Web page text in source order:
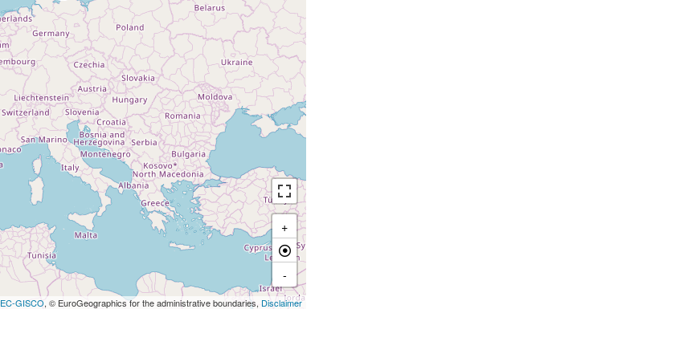
+
-
EC-GISCO, © EuroGeographics for the administrative boundaries, Disclaimer